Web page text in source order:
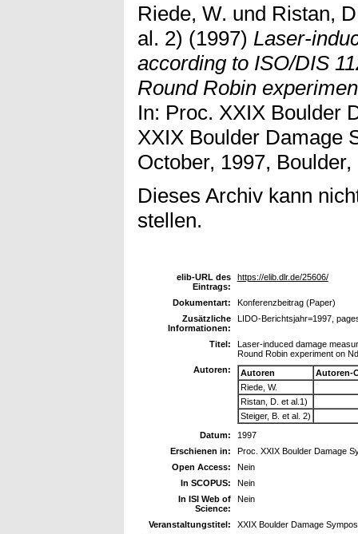
Riede, W. und Ristan,
al. 2) (1997) Laser-
according to ISO/DIS
Round Robin
In: Proc. XXIX Boulder
XXIX Boulder Damage
October, 1997,
Dieses Archiv kann
stellen.
elib-URL des
Eintrags:
https://elib.dlr.de/25606/
Dokumentart:
Konferenzbeitrag (Paper)
Zusätzliche
Informationen:
LIDO-Berichtsjahr=1997,
Titel:
Laser-induced damage
Round Robin experiment on
Autoren:
Autoren
Autoren-
Riede, W.
Ristan, D. et al.1)
Steiger, B. et al. 2)
Datum:
1997
Erschienen in:
Proc. XXIX Boulder Damage
Open Access:
Nein
In SCOPUS:
Nein
In ISI Web of
Science:
Nein
Veranstaltungstitel:
XXIX Boulder Damage